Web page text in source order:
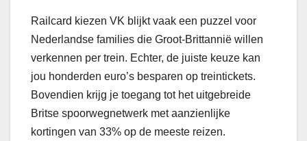
Railcard kiezen VK blijkt vaak een puzzel voor
Nederlandse families die Groot-Brittannië willen
verkennen per trein. Echter, de juiste keuze kan
jou honderden euro’s besparen op treintickets.
Bovendien krijg je toegang tot het uitgebreide
Britse spoorwegnetwerk met aanzienlijke
kortingen van 33% op de meeste reizen.